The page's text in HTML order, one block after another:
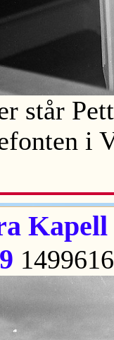
står
i